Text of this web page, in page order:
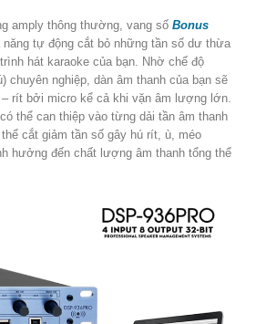
amply thông thường, vang số Bonus
tự động cắt bỏ những tần số dư thừa
hát karaoke của bạn. Nhờ chế độ
chuyên nghiệp, dàn âm thanh của bạn sẽ
rít bởi micro kể cả khi vặn âm lượng lớn.
thể can thiệp vào từng dải tần âm thanh
cắt giảm tần số gây hú rít, ù, méo
hưởng đến chất lượng âm thanh tổng thể